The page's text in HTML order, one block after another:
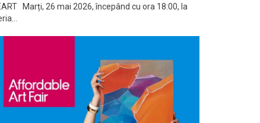
Marți, 26 mai 2026, începând cu ora 18:00, la